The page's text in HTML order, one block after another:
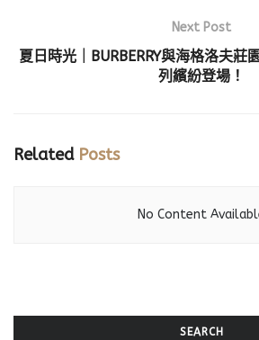
Next Post
夏日時光｜BURBERRY與海格洛夫
列繽紛登場！
RelatedPosts
No Content
SEARCH